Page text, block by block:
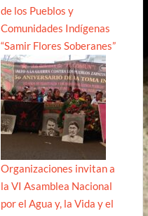
de los Pueblos y
Comunidades Indígenas
“Samir Flores Soberanes”
Organizaciones invitan a
la VI Asamblea Nacional
por el Agua y, la Vida y el